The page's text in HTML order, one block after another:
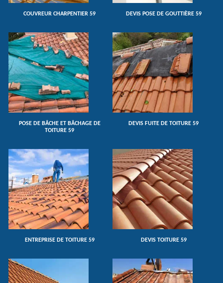
COUVREUR CHARPENTIER 59 DEVIS POSE DE GOUTTIÈRE 59
POSE DE BÂCHE ET BÂCHAGE DE
TOITURE 59
DEVIS FUITE DE TOITURE 59
ENTREPRISE DE TOITURE 59 DEVIS TOITURE 59